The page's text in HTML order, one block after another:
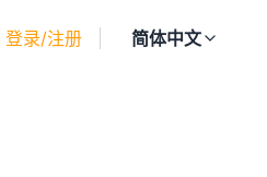
登录/注册 简体中文